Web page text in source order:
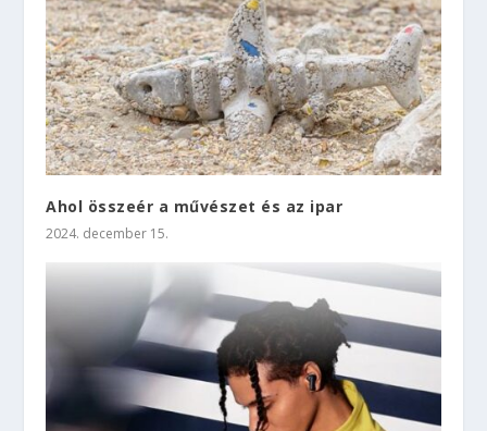
Ahol összeér a művészet és az ipar
2024. december 15.